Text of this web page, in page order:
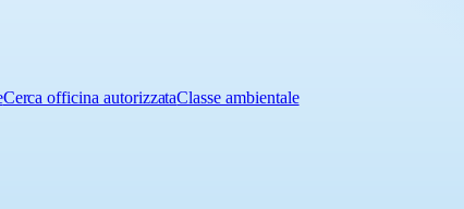
Cerca officina autorizzataClasse ambientale